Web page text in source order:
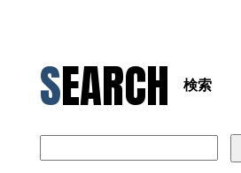
SEARCH 検索